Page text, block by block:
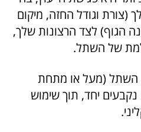
(צורת וגודל החזה, מיקום
הגוף) לצד הרצונות שלך,
של השתל.
השתל (מעל או מתחת
יחד, תוך שימוש